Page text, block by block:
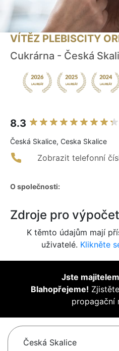
VÍTĚZ PLEBISCITY
Cukrárna - Česká
8.3
Česká Skalice, Ceska Skalice
Zobrazit telefonní
O společnosti:
Zdroje pro
K těmto údajům mají
uživatelé. Klikněte
Jste
Blahopřejeme!
propagační
Česká Skalice